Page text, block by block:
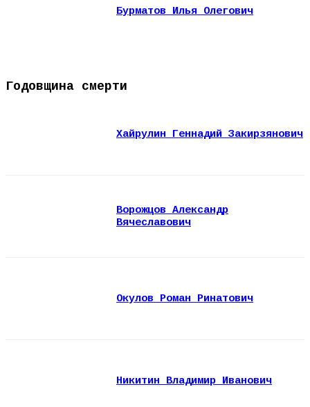
Бурматов Илья Олегович
Годовщина смерти
Хайрулин Геннадий Закирзянович
Ворожцов Александр
Вячеславович
Окулов Роман Ринатович
Никитин Владимир Иванович